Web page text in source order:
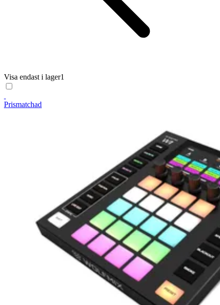
Visa endast i lager1
Prismatchad